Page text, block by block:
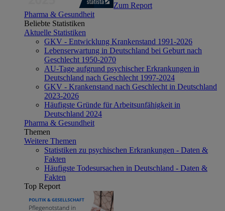
Zum Report
Pharma & Gesundheit
Beliebte Statistiken
Aktuelle Statistiken
GKV - Entwicklung Krankenstand 1991-2026
Lebenserwartung in Deutschland bei Geburt nach
Geschlecht 1950-2070
AU-Tage aufgrund psychischer Erkrankungen in
Deutschland nach Geschlecht 1997-2024
GKV - Krankenstand nach Geschlecht in Deutschland
2023-2026
Häufigste Gründe für Arbeitsunfähigkeit in
Deutschland 2024
Pharma & Gesundheit
Themen
Weitere Themen
Statistiken zu psychischen Erkrankungen - Daten &
Fakten
Häufigste Todesursachen in Deutschland - Daten &
Fakten
Top Report